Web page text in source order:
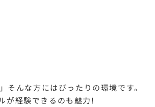
そんな方にはぴったりの環境です。
が経験できるのも魅力!